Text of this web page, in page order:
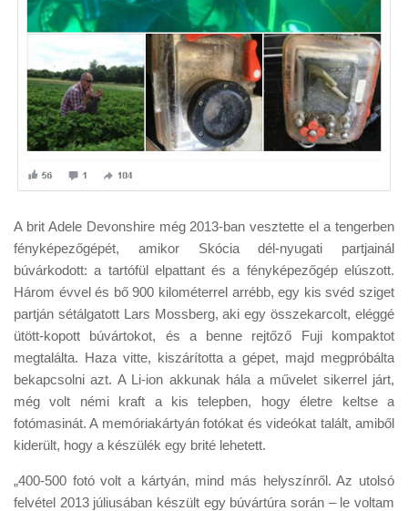
A brit Adele Devonshire még 2013-ban vesztette el a tengerben
fényképezőgépét, amikor Skócia dél-nyugati partjainál
búvárkodott: a tartófül elpattant és a fényképezőgép elúszott.
Három évvel és bő 900 kilométerrel arrébb, egy kis svéd sziget
partján sétálgatott Lars Mossberg, aki egy összekarcolt, eléggé
ütött-kopott búvártokot, és a benne rejtőző Fuji kompaktot
megtalálta. Haza vitte, kiszárította a gépet, majd megpróbálta
bekapcsolni azt. A Li-ion akkunak hála a művelet sikerrel járt,
még volt némi kraft a kis telepben, hogy életre keltse a
fotómasinát. A memóriakártyán fotókat és videókat talált, amiből
kiderült, hogy a készülék egy brité lehetett.
„400-500 fotó volt a kártyán, mind más helyszínről. Az utolsó
felvétel 2013 júliusában készült egy búvártúra során – le voltam